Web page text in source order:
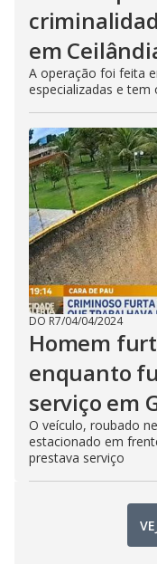
em
A operação foi feita
especializadas e
DO R7/04/04/2024
Homem
enquanto
serviço em
O veículo, roubado
estacionado em
prestava serviço